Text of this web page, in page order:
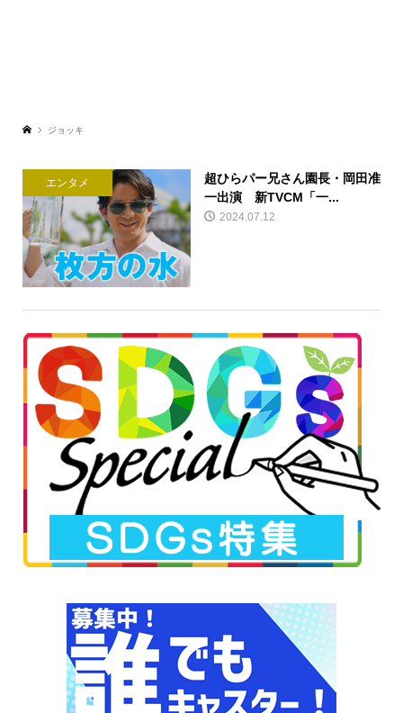
ジョッキ
エンタメ
超ひらパー兄さん園長・岡田准
一出演 新TVCM「一...
2024.07.12